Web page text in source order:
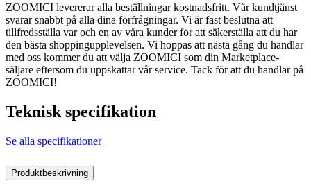
ZOOMICI levererar alla beställningar kostnadsfritt. Vår kundtjänst
svarar snabbt på alla dina förfrågningar. Vi är fast beslutna att
tillfredsställa var och en av våra kunder för att säkerställa att du har
den bästa shoppingupplevelsen. Vi hoppas att nästa gång du handlar
med oss kommer du att välja ZOOMICI som din Marketplace-
säljare eftersom du uppskattar vår service. Tack för att du handlar på
ZOOMICI!
Teknisk specifikation
Se alla specifikationer
Produktbeskrivning